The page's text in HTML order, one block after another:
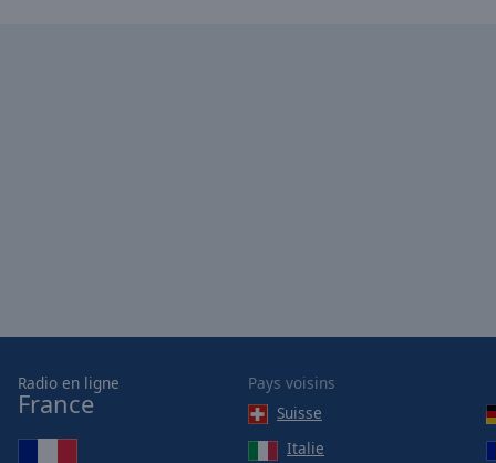
Radio en ligne
France
Pays voisins
Suisse
Italie